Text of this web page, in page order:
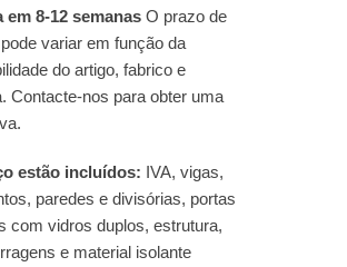
em 8-12 semanas O prazo de
variar em função da
do artigo, fabrico e
Contacte-nos para obter uma
estão incluídos: IVA, vigas,
paredes e divisórias, portas
com vidros duplos, estrutura,
e material isolante